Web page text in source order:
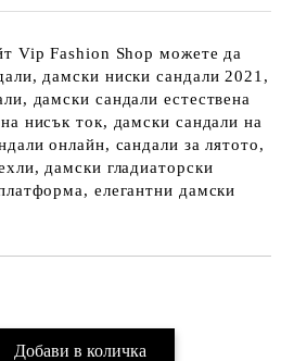
Vip Fashion Shop можете да
дамски ниски сандали 2021,
дамски сандали естествена
нисък ток, дамски сандали на
онлайн, сандали за лятото,
дамски гладиаторски
елегантни дамски